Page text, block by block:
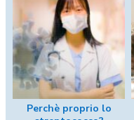
Perchè proprio lo